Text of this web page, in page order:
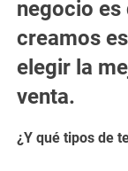
negocio
creamos
elegir la
venta.
¿Y qué tipos de